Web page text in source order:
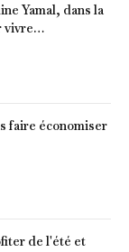
Yamal, dans la
vivre
faire économiser
de l'été et